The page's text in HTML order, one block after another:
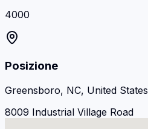
4000
Posizione
Greensboro, NC, United States
8009 Industrial Village Road